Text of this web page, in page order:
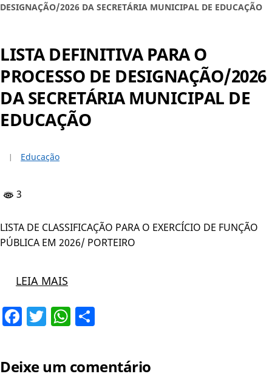
DESIGNAÇÃO/2026 DA SECRETÁRIA MUNICIPAL DE EDUCAÇÃO
LISTA DEFINITIVA PARA O
PROCESSO DE DESIGNAÇÃO/2026
DA SECRETÁRIA MUNICIPAL DE
EDUCAÇÃO
Educação
3
LISTA DE CLASSIFICAÇÃO PARA O EXERCÍCIO DE FUNÇÃO
PÚBLICA EM 2026/ PORTEIRO
LEIA MAIS
Facebook
TwitterWhatsApp
Deixe um comentário